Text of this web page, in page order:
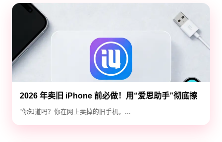
2026 年卖旧 iPhone 前必做！用“爱思助手”彻底擦
除隐私，防止数据泄露
“你知道吗？你在网上卖掉的旧手机，...